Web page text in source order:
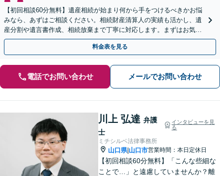
【初回相談60分無料】遺産相続が始まり何から手をつけるべきかお悩
みなら、あずはご相談ください。相続財産清算人の実績も活かし、遺
産分割や遺言書作成、相続放棄まで丁寧に対応します。まずはお気軽
にご相談ください。
料金表を見る
電話でお問い合わせ メールでお問い合わせ
川上 弘達 弁護
士
インタビューを見
る
ミチシルベ法律事務所
山口県| 山口市営業時間：本日定休日
【初回相談60分無料】「こんな些細な
ことで…」と遠慮していませんか？離